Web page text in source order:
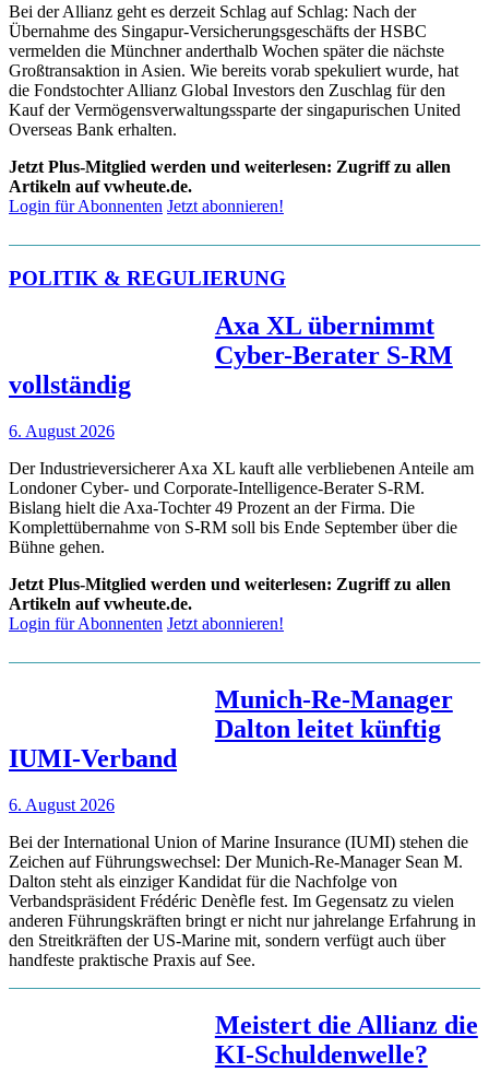
Bei der Allianz geht es derzeit Schlag auf Schlag: Nach der
Übernahme des Singapur-Versicherungsgeschäfts der HSBC
vermelden die Münchner anderthalb Wochen später die nächste
Großtransaktion in Asien. Wie bereits vorab spekuliert wurde, hat
die Fondstochter Allianz Global Investors den Zuschlag für den
Kauf der Vermögensverwaltungssparte der singapurischen United
Overseas Bank erhalten.
Jetzt Plus-Mitglied werden und weiterlesen: Zugriff zu allen
Artikeln auf vwheute.de.
Login für Abonnenten Jetzt abonnieren!
POLITIK & REGULIERUNG
Axa XL übernimmt
Cyber-Berater S-RM
vollständig
6. August 2026
Der Industrieversicherer Axa XL kauft alle verbliebenen Anteile am
Londoner Cyber- und Corporate-Intelligence-Berater S-RM.
Bislang hielt die Axa-Tochter 49 Prozent an der Firma. Die
Komplettübernahme von S-RM soll bis Ende September über die
Bühne gehen.
Jetzt Plus-Mitglied werden und weiterlesen: Zugriff zu allen
Artikeln auf vwheute.de.
Login für Abonnenten Jetzt abonnieren!
Munich-Re-Manager
Dalton leitet künftig
IUMI-Verband
6. August 2026
Bei der International Union of Marine Insurance (IUMI) stehen die
Zeichen auf Führungswechsel: Der Munich-Re-Manager Sean M.
Dalton steht als einziger Kandidat für die Nachfolge von
Verbandspräsident Frédéric Denèfle fest. Im Gegensatz zu vielen
anderen Führungskräften bringt er nicht nur jahrelange Erfahrung in
den Streitkräften der US-Marine mit, sondern verfügt auch über
handfeste praktische Praxis auf See.
Meistert die Allianz die
KI-Schuldenwelle?